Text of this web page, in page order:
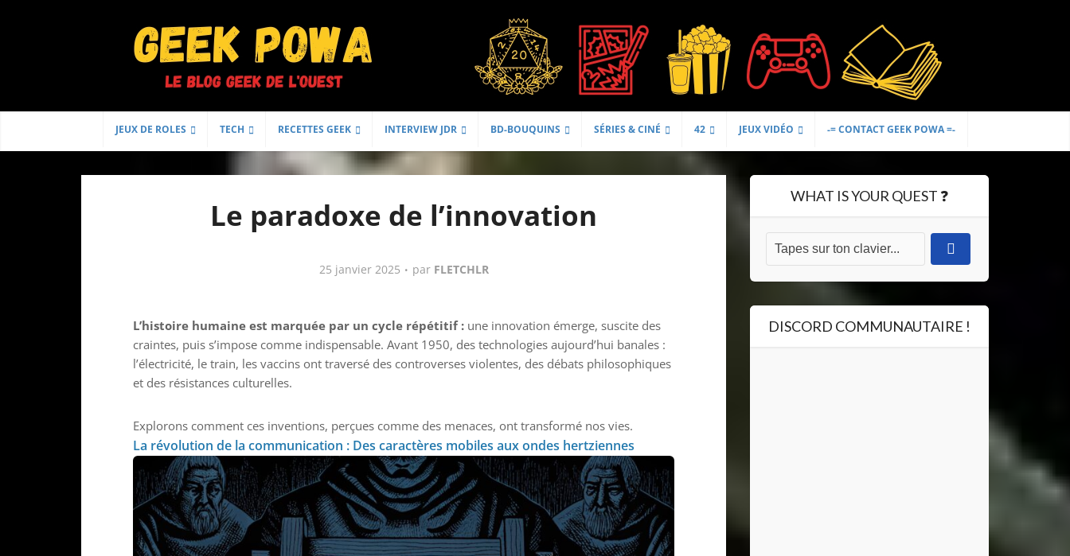
JEUX DE ROLES TECH RECETTES GEEK INTERVIEW JDR BD-BOUQUINS SÉRIES & CINÉ 42 JEUX VIDÉO -= CONTACT GEEK POWA =-
Le paradoxe de l’innovation
25 janvier 2025 par FLETCHLR
L’histoire humaine est marquée par un cycle répétitif : une innovation émerge, suscite des
craintes, puis s’impose comme indispensable. Avant 1950, des technologies aujourd’hui banales :
l’électricité, le train, les vaccins ont traversé des controverses violentes, des débats philosophiques
et des résistances culturelles.
Explorons comment ces inventions, perçues comme des menaces, ont transformé nos vies.
La révolution de la communication : Des caractères mobiles aux ondes hertziennes
WHAT IS YOUR QUEST ❓
DISCORD COMMUNAUTAIRE !